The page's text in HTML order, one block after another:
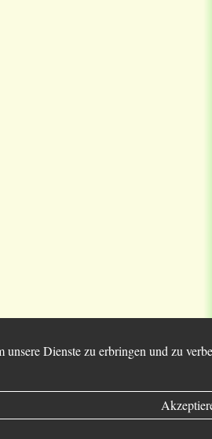
Dienste zu erbringen und zu